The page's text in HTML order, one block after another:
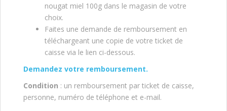
nougat miel 100g dans le magasin de votre
choix.
Faites une demande de remboursement en
téléchargeant une copie de votre ticket de
caisse via le lien ci-dessous.
Demandez votre remboursement.
Condition : un remboursement par ticket de caisse,
personne, numéro de téléphone et e-mail.